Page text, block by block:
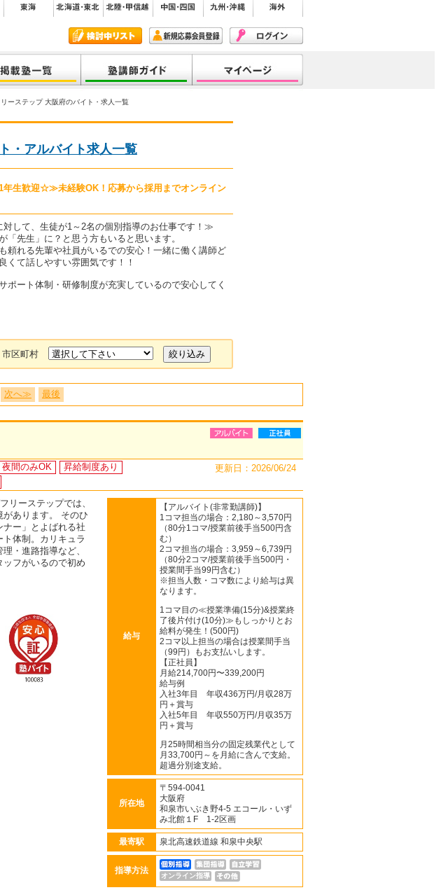
ーステップ 大阪府のバイト・求人一覧
・アルバイト求人一覧
生歓迎☆≫未経験OK！応募から採用までオンライン
して、生徒が1～2名の個別指導のお仕事です！≫
「先生」に？と思う方もいると思います。
頼れる先輩や社員がいるでの安心！一緒に働く講師ど
くて話しやすい雰囲気です！！
ポート体制・研修制度が充実しているので安心してく
市区町村
次へ≫ 最後
夜間のみOK
昇給制度あり
更新日：2026/06/24
リーステップでは、
あります。 そのひ
ナー」とよばれる社
体制。カリキュラ
・進路指導など、
フがいるので初め
給与
【アルバイト(非常勤講師)】
1コマ担当の場合：2,180～3,570円
（80分1コマ/授業前後手当500円含
む）
2コマ担当の場合：3,959～6,739円
（80分2コマ/授業前後手当500円・
授業間手当99円含む）
※担当人数・コマ数により給与は異
なります。
1コマ目の≪授業準備(15分)&授業終
了後片付け(10分)≫もしっかりとお
給料が発生！(500円)
2コマ以上担当の場合は授業間手当
（99円）もお支払いします。
【正社員】
月給214,700円〜339,200円
給与例
入社3年目 年収436万円/月収28万
円＋賞与
入社5年目 年収550万円/月収35万
円＋賞与
月25時間相当分の固定残業代として
月33,700円～を月給に含んで支給。
超過分別途支給。
所在地
〒594-0041
大阪府
和泉市いぶき野4-5 エコール・いず
み北館１F 1-2区画
最寄駅 泉北高速鉄道線 和泉中央駅
指導方法
オンライン指導